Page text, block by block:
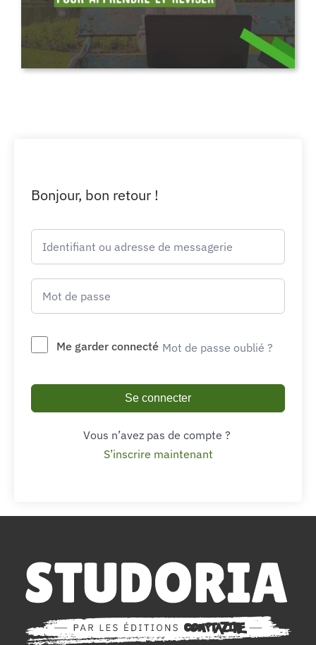
Bonjour, bon retour !
Me garder connecté Mot de passe oublié ?
Se connecter
Vous n’avez pas de compte ?
S’inscrire maintenant